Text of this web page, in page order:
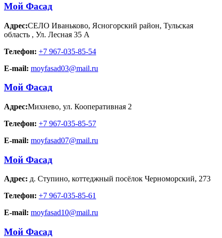
Мой Фасад
Адрес:СЕЛО Иваньково, Ясногорский район, Тульская
область , Ул. Лесная 35 А
Телефон: +7 967-035-85-54
E-mail: moyfasad03@mail.ru
Мой Фасад
Адрес:Михнево, ул. Кооперативная 2
Телефон: +7 967-035-85-57
E-mail: moyfasad07@mail.ru
Мой Фасад
Адрес: д. Ступино, коттеджный посёлок Черноморский, 273
Телефон: +7 967-035-85-61
E-mail: moyfasad10@mail.ru
Мой Фасад